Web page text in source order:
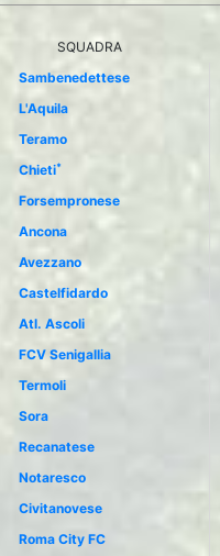
SQUADRA
Sambenedettese
L'Aquila
Teramo
Chieti*
Forsempronese
Ancona
Avezzano
Castelfidardo
Atl. Ascoli
FCV Senigallia
Termoli
Sora
Recanatese
Notaresco
Civitanovese
Roma City FC